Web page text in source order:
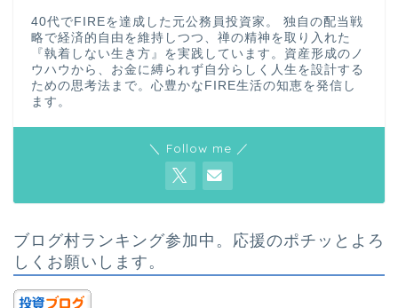
40代でFIREを達成した元公務員投資家。 独自の配当戦
略で経済的自由を維持しつつ、禅の精神を取り入れた
『執着しない生き方』を実践しています。資産形成のノ
ウハウから、お金に縛られず自分らしく人生を設計する
ための思考法まで。心豊かなFIRE生活の知恵を発信し
ます。
＼ Follow me ／
ブログ村ランキング参加中。応援のポチッとよろ
しくお願いします。